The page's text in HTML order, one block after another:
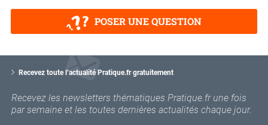
POSER UNE QUESTION
Recevez toute l’actualité Pratique.fr gratuitement
Recevez les newsletters thématiques Pratique.fr une fois
par semaine et les toutes dernières actualités chaque jour.
o
r
e
e